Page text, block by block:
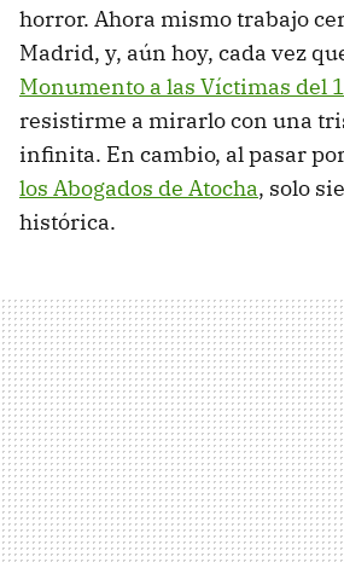
horror. Ahora mismo trabajo
Madrid, y, aún hoy, cada vez
Monumento a las Víctimas del
resistirme a mirarlo con una
infinita. En cambio, al pasar
los Abogados de Atocha, solo
histórica.